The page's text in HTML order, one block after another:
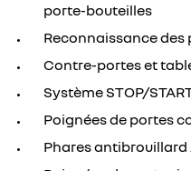
porte-bouteilles
Reconnaissance
Contre-portes et
Système STOP/
Poignées de portes
Phares antibrouillard